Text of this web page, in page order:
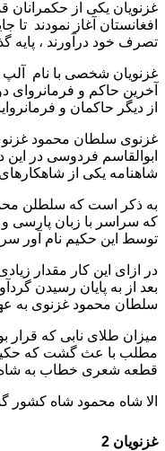
غزنویان یکی از حکمرانان
افغانستان آغاز نمودند تا
تصرف خود درآورند ، پایه
غزنویان شخصی با نام آلپ
آخرین حاکم و فرمانروای
از دیگر حاکمان و
غزنوی سلطان محمود
ابوالقاسم فردوسی در
شاهنامه یکی از
به ذکر است که سلطلن
که سراسر با زبان پارسی
توسط این حکیم نام آور
در ازای این کار مقدار
بعد از به پایان رسیدن
سلطان محمود غزنوی به
میزان طلای نابی که قرار
مطلب با عث گشت که حکیم
قطعه شعری خطاب به شاه
الا شاه محمود شاه کشور
غزنویان 2